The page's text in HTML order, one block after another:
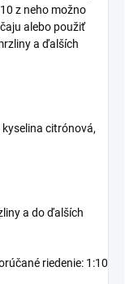
z neho možno
alebo použiť
a ďalších
citrónová,
a do ďalších
riedenie: 1:10